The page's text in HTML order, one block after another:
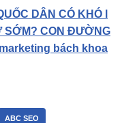
DÂN CÓ KHÓ l
SỚM? CON ĐƯỜNG
bách khoa
ABC SEO